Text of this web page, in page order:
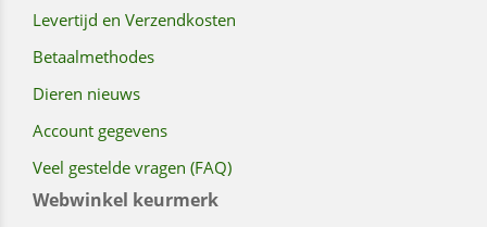
Levertijd en Verzendkosten
Betaalmethodes
Dieren nieuws
Account gegevens
Veel gestelde vragen (FAQ)
Webwinkel keurmerk